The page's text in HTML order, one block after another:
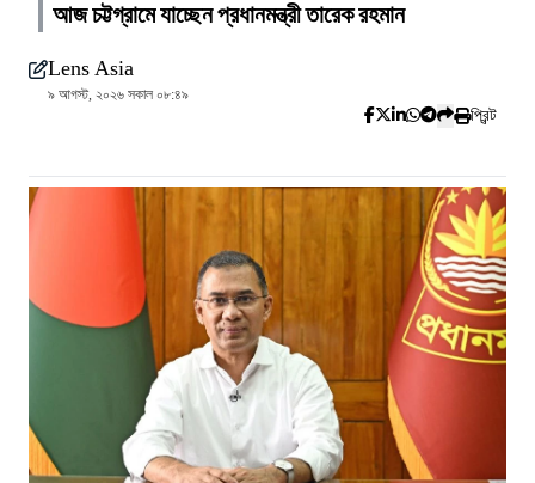
আজ চট্টগ্রামে যাচ্ছেন প্রধানমন্ত্রী তারেক রহমান
Lens Asia
৯ আগস্ট, ২০২৬ সকাল ০৮:৪৯
প্রিন্ট